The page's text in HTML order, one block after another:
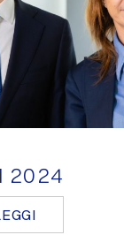
2024